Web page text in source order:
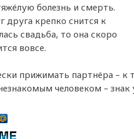
болезнь и смерть.
крепко снится к
свадьба, то она скоро
вовсе.
прижимать партнёра –
человеком –